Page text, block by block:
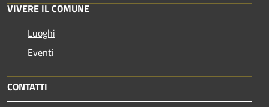
VIVERE IL COMUNE
Luoghi
Eventi
CONTATTI